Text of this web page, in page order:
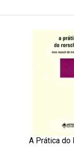
ADICIONAR AOS
A Prática do